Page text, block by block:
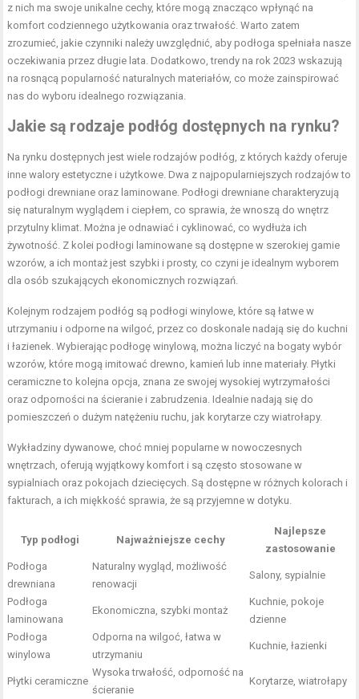
z nich ma swoje unikalne cechy, które mogą znacząco wpłynąć na
komfort codziennego użytkowania oraz trwałość. Warto zatem
zrozumieć, jakie czynniki należy uwzględnić, aby podłoga spełniała nasze
oczekiwania przez długie lata. Dodatkowo, trendy na rok 2023 wskazują
na rosnącą popularność naturalnych materiałów, co może zainspirować
nas do wyboru idealnego rozwiązania.
Jakie są rodzaje podłóg dostępnych na rynku?
Na rynku dostępnych jest wiele rodzajów podłóg, z których każdy oferuje
inne walory estetyczne i użytkowe. Dwa z najpopularniejszych rodzajów to
podłogi drewniane oraz laminowane. Podłogi drewniane charakteryzują
się naturalnym wyglądem i ciepłem, co sprawia, że wnoszą do wnętrz
przytulny klimat. Można je odnawiać i cyklinować, co wydłuża ich
żywotność. Z kolei podłogi laminowane są dostępne w szerokiej gamie
wzorów, a ich montaż jest szybki i prosty, co czyni je idealnym wyborem
dla osób szukających ekonomicznych rozwiązań.
Kolejnym rodzajem podłóg są podłogi winylowe, które są łatwe w
utrzymaniu i odporne na wilgoć, przez co doskonale nadają się do kuchni
i łazienek. Wybierając podłogę winylową, można liczyć na bogaty wybór
wzorów, które mogą imitować drewno, kamień lub inne materiały. Płytki
ceramiczne to kolejna opcja, znana ze swojej wysokiej wytrzymałości
oraz odporności na ścieranie i zabrudzenia. Idealnie nadają się do
pomieszczeń o dużym natężeniu ruchu, jak korytarze czy wiatrołapy.
Wykładziny dywanowe, choć mniej popularne w nowoczesnych
wnętrzach, oferują wyjątkowy komfort i są często stosowane w
sypialniach oraz pokojach dziecięcych. Są dostępne w różnych kolorach i
fakturach, a ich miękkość sprawia, że są przyjemne w dotyku.
Typ podłogi Najważniejsze cechy
Najlepsze
zastosowanie
Podłoga
drewniana
Naturalny wygląd, możliwość
renowacji
Salony, sypialnie
Podłoga
laminowana
Ekonomiczna, szybki montaż
Kuchnie, pokoje
dzienne
Podłoga
winylowa
Odporna na wilgoć, łatwa w
utrzymaniu
Kuchnie, łazienki
Płytki ceramiczne
Wysoka trwałość, odporność na
ścieranie
Korytarze, wiatrołapy